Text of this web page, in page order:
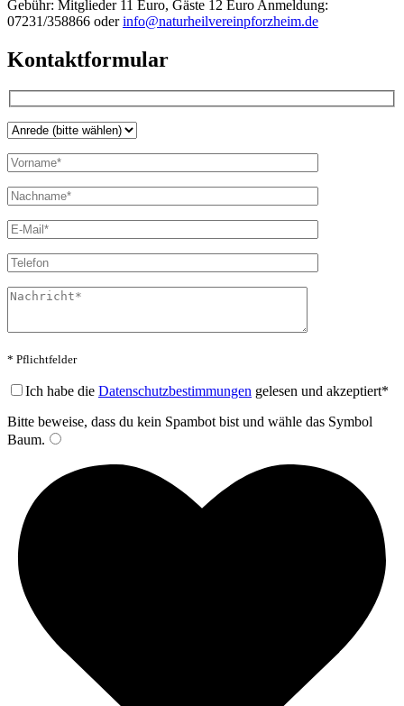
Gebühr: Mitglieder 11 Euro, Gäste 12 Euro Anmeldung:
07231/358866 oderinfo@naturheilvereinpforzheim.de
Kontaktformular
* Pflichtfelder
Bitte lasse dieses Feld leer.
Ich habe die Datenschutzbestimmungen gelesen und akzeptiert*
Bitte beweise, dass du kein Spambot bist und wähle das Symbol
Baum.